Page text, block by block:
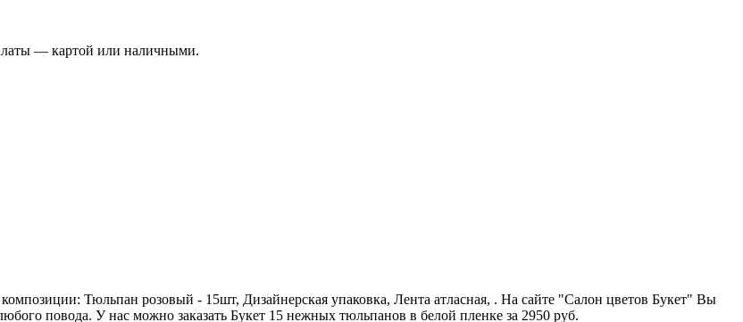
— картой или наличными.
Тюльпан розовый - 15шт, Дизайнерская упаковка, Лента атласная, . На сайте "Салон цветов Букет" Вы
повода. У нас можно заказать Букет 15 нежных тюльпанов в белой пленке за 2950 руб.